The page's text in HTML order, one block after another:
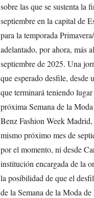
sobre las que se sustenta la
septiembre en la capital de
para la temporada
adelantado, por ahora, más
septiembre de 2025. Una
que esperado desfile, desde
que terminará teniendo
próxima Semana de la
Benz Fashion Week
mismo próximo mes de
por el momento, ni desde
institución encargada de la
la posibilidad de que el
de la Semana de la Moda